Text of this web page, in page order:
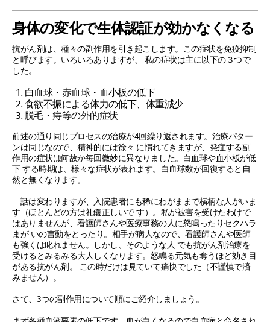
身体の変化で生体認証が効かなくなる
抗がん剤は、種々の副作用を引き起こします。この症状を免疫抑制
と呼びます。いろいろありますが、 私の症状は主に以下の３つで
した。
白血球・赤血球・血小板の低下
食欲不振による体力の低下、体重減少
脱毛・痔等の外的症状
前述の通り同じプロセスの治療が4回繰り返されます。治療パター
ンは同じなので、精神的には徐々 に慣れてきますが、発症する副
作用の症状は何故か毎回微妙に異なりました。白血球や血小板が低
下 する時期は、様々な症状が表れます。白血球数が回復すると自
然と無くなります。
話は変わりますが、入院患者にも稀にわがままで横柄な人がいま
す（ほとんどの方は礼儀正しいで す）。私が被害を受けたわけで
はありませんが、看護師さんや医療事務の人に怒鳴ったりセクハラ
まが いの言動をとったり。相手が病人なので、看護師さんや医師
も強くは叱れません。しかし、そのような人 でも抗がん剤治療を
受けるとみるみる大人しくなります。怒鳴る元気も奪うほど効き目
がある抗がん剤。 この時だけは見ていて痛快でした（不謹慎で済
みません）。
さて、3つの副作用について順にご紹介しましょう。